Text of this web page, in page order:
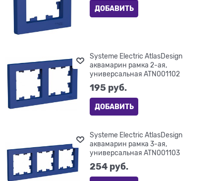
ДОБАВИТЬ
Systeme Electric AtlasDesign
аквамарин рамка 2-ая,
универсальная ATN001102
195 руб.
ДОБАВИТЬ
Systeme Electric AtlasDesign
аквамарин рамка 3-ая,
универсальная ATN001103
254 руб.